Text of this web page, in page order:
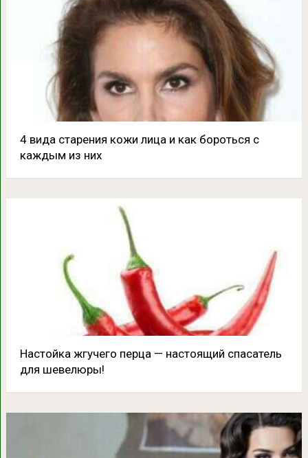
4 вида старения кожи лица и как бороться с
каждым из них
Настойка жгучего перца — настоящий спасатель
для шевелюры!